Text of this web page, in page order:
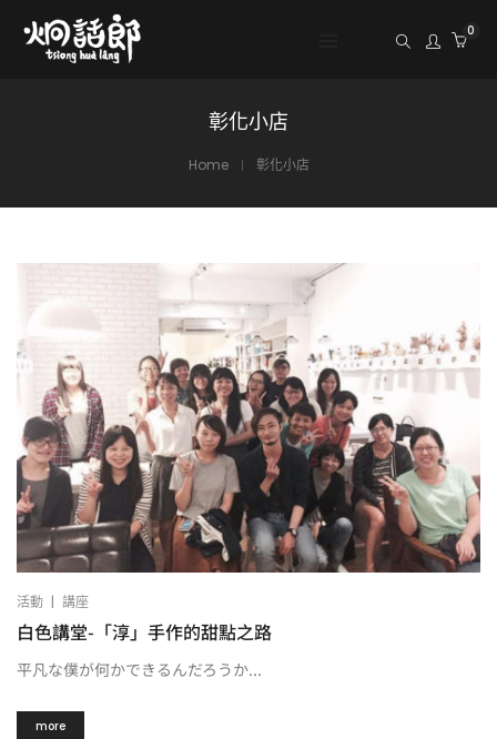
0
彰化小店
Home 彰化小店
活動 | 講座
白色講堂-「淳」手作的甜點之路
平凡な僕が何かできるんだろうか...
more